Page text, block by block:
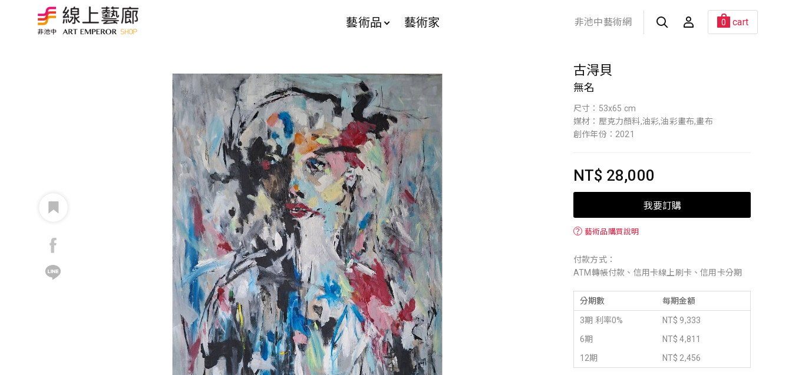
藝術品 藝術家 非池中藝術網 0 cart
古淂貝
無名
尺寸：53x65 cm
媒材：壓克力顏料,油彩,油彩畫布,畫布
創作年份：2021
NT$ 28,000
我要訂購
？ 藝術品購買說明
付款方式：
ATM轉帳付款、信用卡線上刷卡、信用卡分期
分期數 每期金額
3期 利率0%
NT$ 9,333
6期
NT$ 4,811
12期
NT$ 2,456